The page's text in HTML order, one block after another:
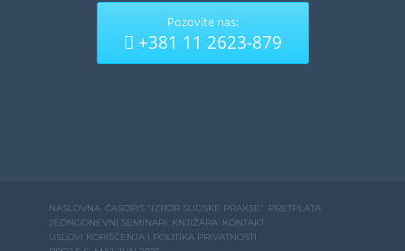
Pozovite nas:
+381 11 2623-879
NASLOVNA ČASOPIS “IZBOR SUDSKE PRAKSE” PRETPLATA
JEDNODNEVNI SEMINARI KNJIŽARA KONTAKT
USLOVI KORIŠĆENJA I POLITIKA PRIVATNOSTI